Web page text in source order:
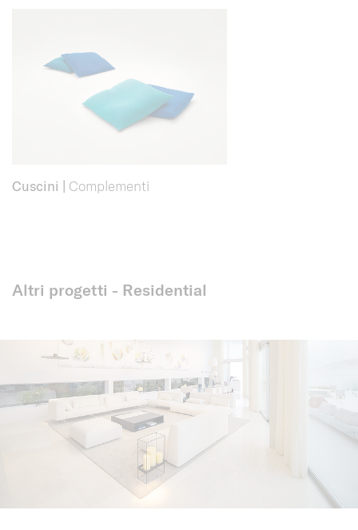
Cuscini | Complementi
Altri progetti - Residential